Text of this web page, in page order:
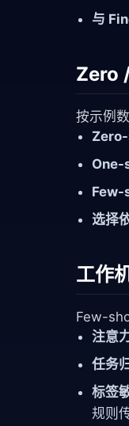
与
Zero
按示例
One-
Few-
选择
工作
Few-
注意
任务
标签
规则